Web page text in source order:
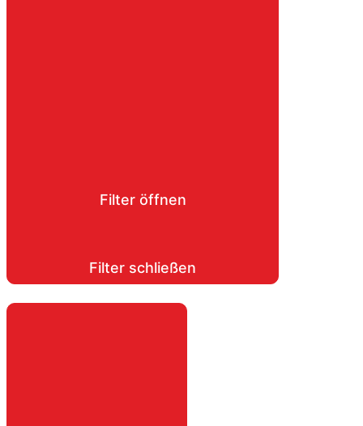
Filter öffnen
Filter schließen